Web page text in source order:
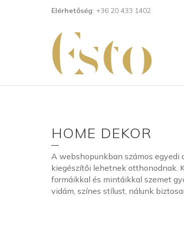
Elérhetőség: +36 20 433 1402
HOME DEKOR
A webshopunkban számos egyedi
kiegészítői lehetnek otthonodnak.
formáikkal és mintáikkal szemet
vidám, színes stílust, nálunk